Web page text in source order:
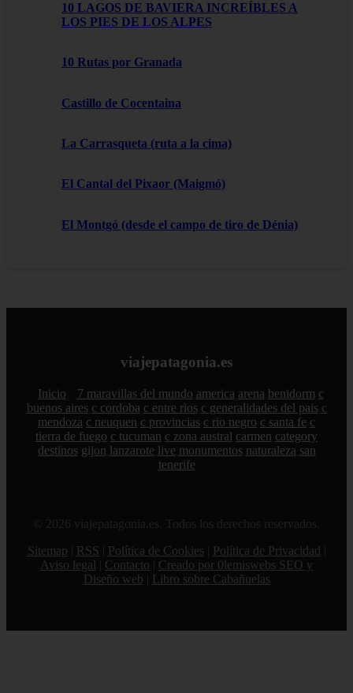
10 LAGOS DE BAVIERA INCREÍBLES A
LOS PIES DE LOS ALPES
10 Rutas por Granada
Castillo de Cocentaina
La Carrasqueta (ruta a la cima)
El Cantal del Pixaor (Maigmó)
El Montgó (desde el campo de tiro de Dénia)
viajepatagonia.es
Inicio 7 maravillas del mundo america arena benidorm c
buenos aires c cordoba c entre rios c generalidades del pais c
mendoza c neuquen c provincias c rio negro c santa fe c
tierra de fuego c tucuman c zona austral carmen category
destinos gijon lanzarote live monumentos naturaleza san
tenerife
© 2026 viajepatagonia.es. Todos los derechos reservados.
Sitemap
RSS Política de Cookies Política de Privacidad
Aviso legal
Contacto
Creado por 0lemiswebs SEO y
Diseño web
Libro sobre Cabañuelas